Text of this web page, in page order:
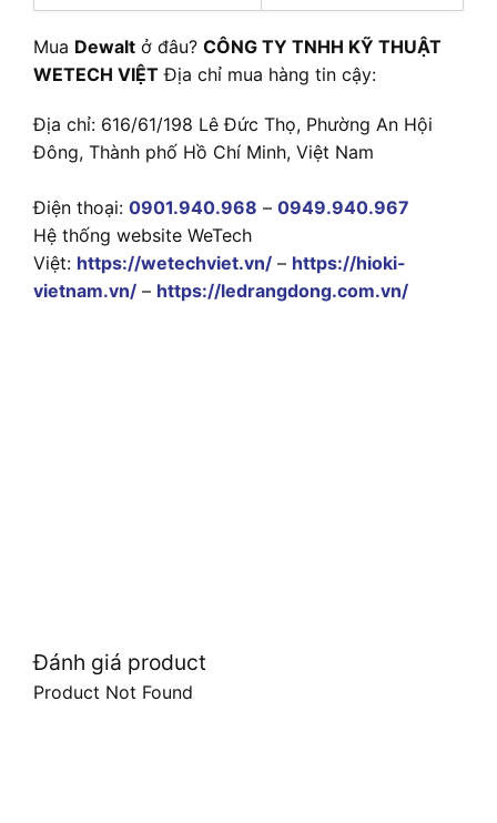
Mua Dewalt ở đâu? CÔNG TY TNHH KỸ THUẬT
WETECH VIỆT Địa chỉ mua hàng tin cậy:
Địa chỉ: 616/61/198 Lê Đức Thọ, Phường An Hội
Đông, Thành phố Hồ Chí Minh, Việt Nam
Điện thoại: 0901.940.968 – 0949.940.967
Hệ thống website WeTech
Việt: https://wetechviet.vn/ – https://hioki-
vietnam.vn/ – https://ledrangdong.com.vn/
Đánh giá product
Product Not Found